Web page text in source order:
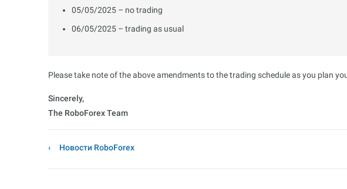
05/05/2025 – no trading
06/05/2025 – trading as usual
Please take note of the above amendments to the trading schedule as you plan
Sincerely,
The RoboForex Team
Новости RoboForex